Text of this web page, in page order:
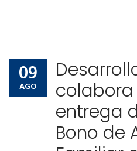
09
AGO
entrega
Bono de